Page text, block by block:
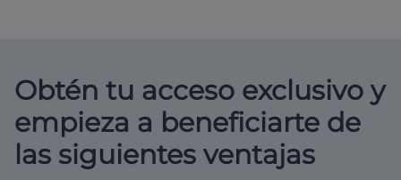
Obtén tu acceso exclusivo y
empieza a beneficiarte de
las siguientes ventajas